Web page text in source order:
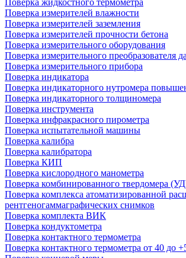
Поверка жидкостного термометра
Поверка измерителей влажности
Поверка измерителей заземления
Поверка измерителей прочности бетона
Поверка измерительного оборудования
Поверка измерительного преобразователя
Поверка измерительного прибора
Поверка индикатора
Поверка индикаторного нутромера
Поверка индикаторного толщиномера
Поверка инструмента
Поверка инфракрасного пирометра
Поверка испытательной машины
Поверка калибра
Поверка калибратора
Поверка КИП
Поверка кислородного манометра
Поверка комбинированного твердомера
Поверка комплекса атоматизированной
рентгеногаммаграфических снимков
Поверка комплекта ВИК
Поверка кондуктометра
Поверка контактного термометра
Поверка контактного термометра от 40 до